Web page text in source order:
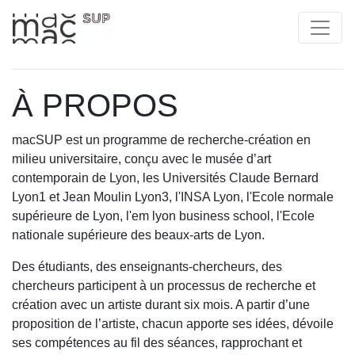
À PROPOS
macSUP est un programme de recherche-création en
milieu universitaire, conçu avec le musée d’art
contemporain de Lyon, les Universités Claude Bernard
Lyon1 et Jean Moulin Lyon3, l'INSA Lyon, l'Ecole normale
supérieure de Lyon, l'em lyon business school, l'Ecole
nationale supérieure des beaux-arts de Lyon.
Des étudiants, des enseignants-chercheurs, des
chercheurs participent à un processus de recherche et
création avec un artiste durant six mois. A partir d’une
proposition de l’artiste, chacun apporte ses idées, dévoile
ses compétences au fil des séances, rapprochant et